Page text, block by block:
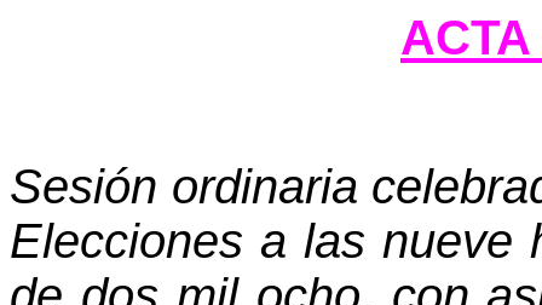
ACTA
Sesión ordinaria
Elecciones a las nueve